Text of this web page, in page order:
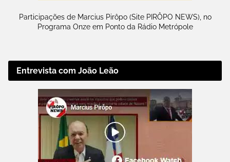
Participações de Marcius Pirôpo (Site PIRÔPO NEWS), no
Programa Onze em Ponto da Rádio Metrópole
Entrevista com João Leão